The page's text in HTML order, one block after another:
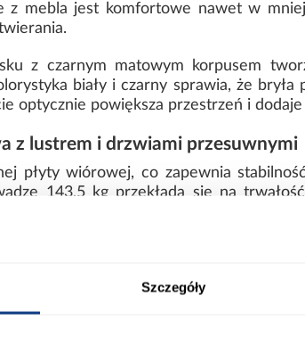
Szczegóły
z mebla jest komfortowe nawet w
z czarnym matowym korpusem
biały i czarny sprawia, że
optycznie powiększa przestrzeń i
z lustrem i drzwiami przesuwnymi
płyty wiórowej, co zapewnia
143,5 kg przekłada się na
sprawiają, że model dobrze wpisuje się
jest do samodzielnego montażu i
wykończenie w kontrastowej